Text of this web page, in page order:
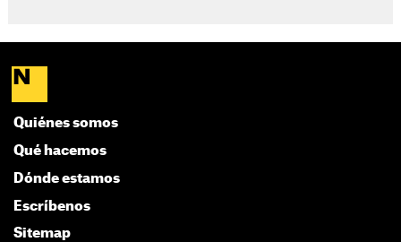
Quiénes somos
Qué hacemos
Dónde estamos
Escríbenos
Sitemap